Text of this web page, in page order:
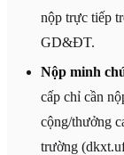
nộp trực tiếp
GD&ĐT.
Nộp minh
cấp chỉ cần
cộng/thưởng
trường